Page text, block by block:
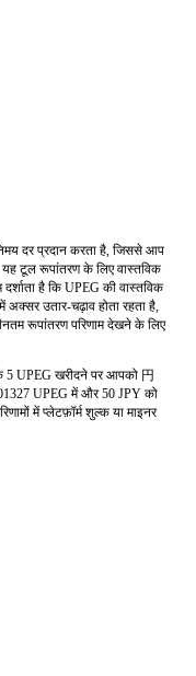
दर प्रदान करता है, जिससे आप
टूल रूपांतरण के लिए वास्तविक
है कि UPEG की वास्तविक
उतार-चढ़ाव होता रहता है,
रूपांतरण परिणाम देखने के लिए
5 UPEG खरीदने पर आपको 円
UPEG में और 50 JPY को
में प्लेटफ़ॉर्म शुल्क या माइनर